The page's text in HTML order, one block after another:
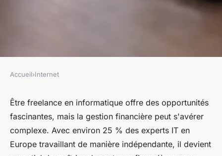
Freelance informatique :
astuces pour gérer vos
finances efficacement
Accueil›Internet
Être freelance en informatique offre des opportunités
fascinantes, mais la gestion financière peut s'avérer
complexe. Avec environ 25 % des experts IT en
Europe travaillant de manière indépendante, il devient